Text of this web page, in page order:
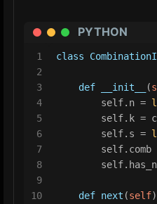
PYTHON
1
2
3
4
5
6
7
8
9
10
class
def __init__ (
        self.n =
self.k =
        self.s =
self.comb
def next (self